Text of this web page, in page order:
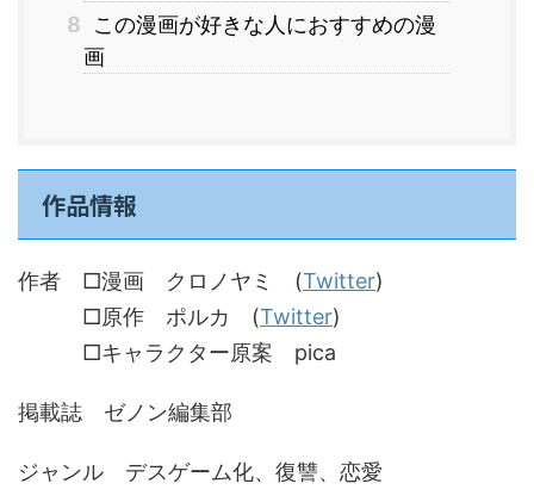
8
この漫画が好きな人におすすめの漫
画
作品情報
作者 □漫画 クロノヤミ (Twitter)
□原作 ポルカ (Twitter)
□キャラクター原案 pica
掲載誌 ゼノン編集部
ジャンル デスゲーム化、復讐、恋愛